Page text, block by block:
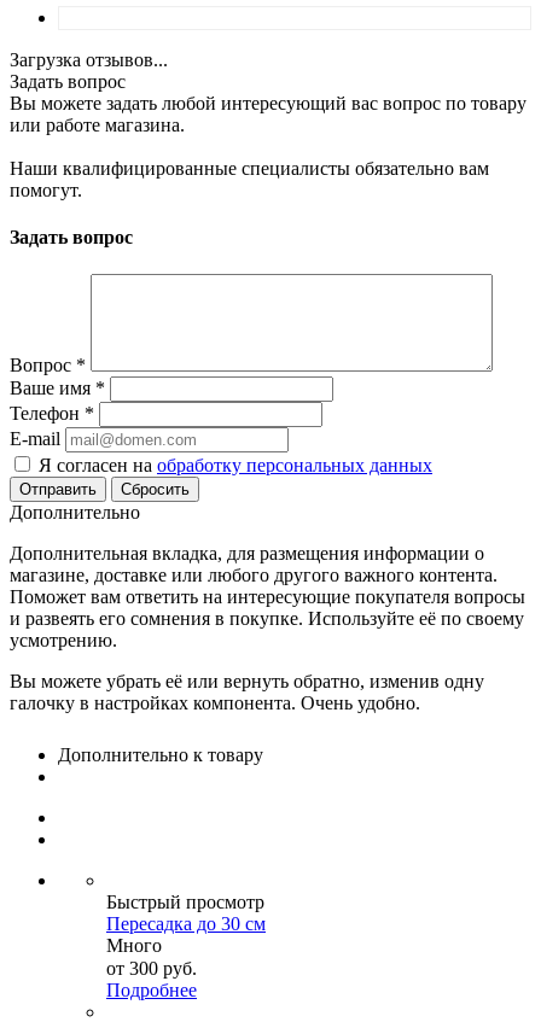
Загрузка отзывов...
Задать вопрос
Вы можете задать любой интересующий вас вопрос по товару
или работе магазина.
Наши квалифицированные специалисты обязательно вам
помогут.
Задать вопрос
Вопрос *
Ваше имя *
Телефон *
E-mail
Я согласен на обработку персональных данных
Сбросить
Дополнительно
Дополнительная вкладка, для размещения информации о
магазине, доставке или любого другого важного контента.
Поможет вам ответить на интересующие покупателя вопросы
и развеять его сомнения в покупке. Используйте её по своему
усмотрению.
Вы можете убрать её или вернуть обратно, изменив одну
галочку в настройках компонента. Очень удобно.
Дополнительно к товару
Быстрый просмотр
Пересадка до 30 см
Много
от 300 руб.
Подробнее